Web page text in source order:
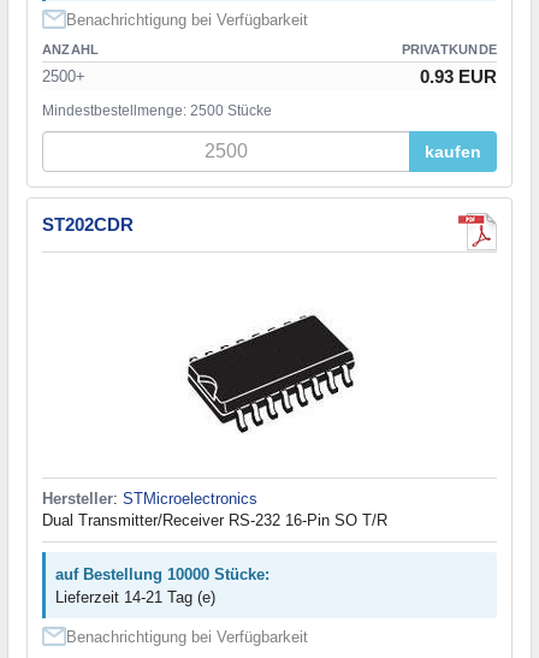
Benachrichtigung bei Verfügbarkeit
ANZAHL PRIVATKUNDE
2500+ 0.93 EUR
Mindestbestellmenge: 2500 Stücke
kaufen
ST202CDR
Hersteller: STMicroelectronics
Dual Transmitter/Receiver RS-232 16-Pin SO T/R
auf Bestellung 10000 Stücke:
Lieferzeit 14-21 Tag (e)
Benachrichtigung bei Verfügbarkeit